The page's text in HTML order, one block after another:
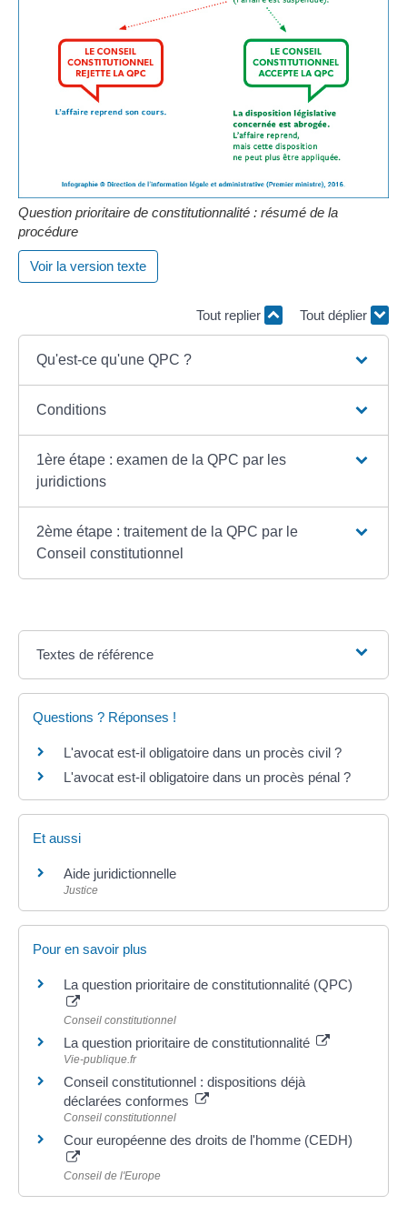
Question prioritaire de constitutionnalité : résumé de la
procédure
Voir la version texte
Tout replier Tout déplier
Qu'est-ce qu'une QPC ?
Conditions
1ère étape : examen de la QPC par les
juridictions
2ème étape : traitement de la QPC par le
Conseil constitutionnel
Textes de référence
Questions ? Réponses !
L'avocat est-il obligatoire dans un procès civil ?
L'avocat est-il obligatoire dans un procès pénal ?
Et aussi
Aide juridictionnelle
Justice
Pour en savoir plus
La question prioritaire de constitutionnalité (QPC)
Conseil constitutionnel
La question prioritaire de constitutionnalité
Vie-publique.fr
Conseil constitutionnel : dispositions déjà
déclarées conformes
Conseil constitutionnel
Cour européenne des droits de l'homme (CEDH)
Conseil de l'Europe